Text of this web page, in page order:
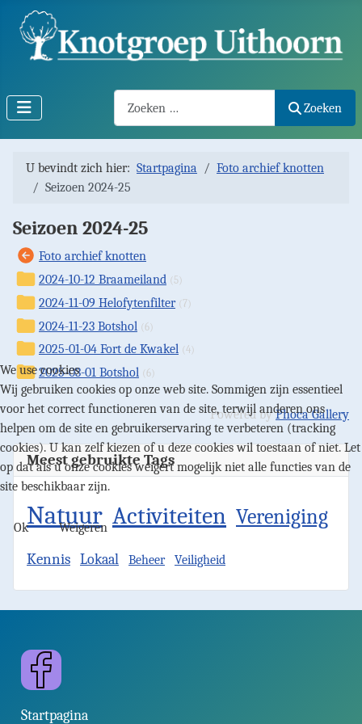
Zoeken
U bevindt zich hier: Startpagina
Foto archief knotten
Seizoen 2024-25
Seizoen 2024-25
Foto archief knotten
2024-10-12 Braameiland (5)
2024-11-09 Helofytenfilter (7)
2024-11-23 Botshol (6)
2025-01-04 Fort de Kwakel (4)
2025-03-01 Botshol (6)
Powered byPhoca Gallery
Meest gebruikte Tags
Natuur Activiteiten Vereniging
Kennis Lokaal Beheer Veiligheid
Facebook
Startpagina
We use cookies
Wij gebruiken cookies op onze web site. Sommigen zijn essentieel
voor het correct functioneren van de site, terwijl anderen ons
helpen om de site en gebruikerservaring te verbeteren (tracking
cookies). U kan zelf kiezen of u deze cookies wil toestaan of niet. Let
op dat als u onze cookies weigert mogelijk niet alle functies van de
site beschikbaar zijn.
Ok Weigeren